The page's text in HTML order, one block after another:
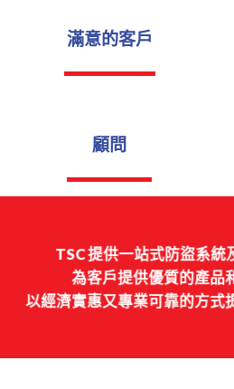
滿意的客戶
顧問
TSC 提供一站式防盜系統
為客戶提供優質的產品
以經濟實惠又專業可靠的方式
消費者服